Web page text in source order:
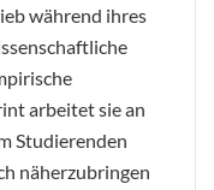
während ihres
arbeitet sie an
Studierenden
näherzubringen